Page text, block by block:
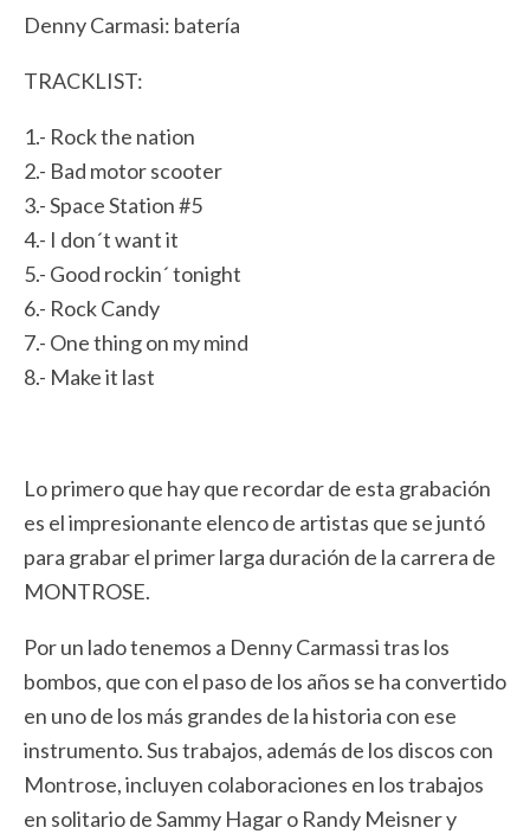
Denny Carmasi: batería
TRACKLIST:
1.- Rock the nation
2.- Bad motor scooter
3.- Space Station #5
4.- I don´t want it
5.- Good rockin´ tonight
6.- Rock Candy
7.- One thing on my mind
8.- Make it last
Lo primero que hay que recordar de esta grabación
es el impresionante elenco de artistas que se juntó
para grabar el primer larga duración de la carrera de
MONTROSE.
Por un lado tenemos a Denny Carmassi tras los
bombos, que con el paso de los años se ha convertido
en uno de los más grandes de la historia con ese
instrumento. Sus trabajos, además de los discos con
Montrose, incluyen colaboraciones en los trabajos
en solitario de Sammy Hagar o Randy Meisner y